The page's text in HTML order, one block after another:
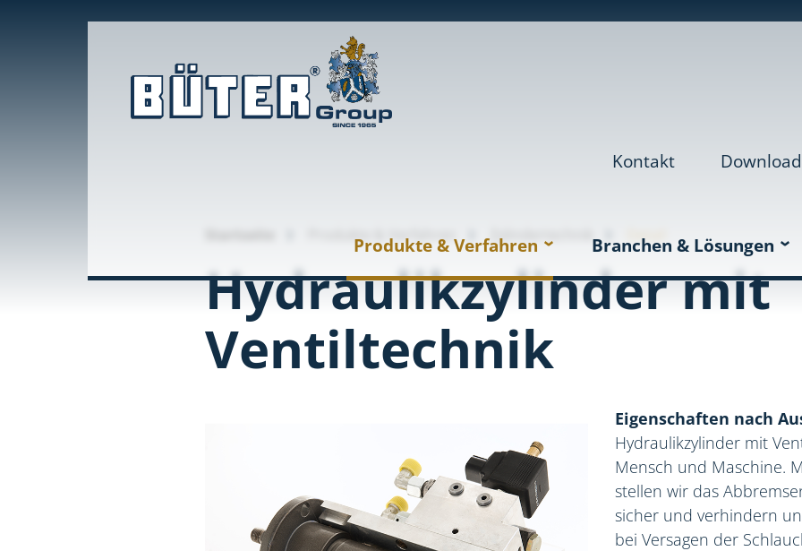
Kontakt
Produkte & Verfahren Branchen & Lösungen
Produkte & Verfahren Zylindertechnik Detail
Hydraulikzylinder mit
Ventiltechnik
Eigenschaften nach
Hydraulikzylinder mit
Mensch und Maschine.
stellen wir das
sicher und verhindern
bei Versagen der